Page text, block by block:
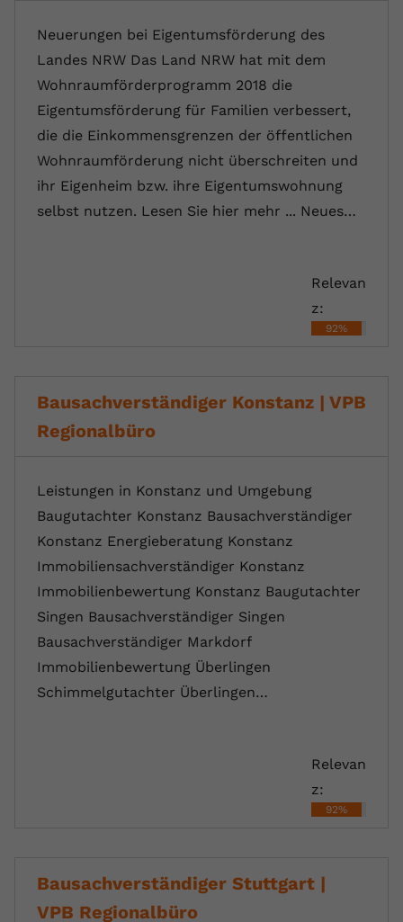
Neuerungen bei Eigentumsförderung des
Landes NRW Das Land NRW hat mit dem
Wohnraumförderprogramm 2018 die
Eigentumsförderung für Familien verbessert,
die die Einkommensgrenzen der öffentlichen
Wohnraumförderung nicht überschreiten und
ihr Eigenheim bzw. ihre Eigentumswohnung
selbst nutzen. Lesen Sie hier mehr ... Neues…
Relevan
z:
92%
Bausachverständiger Konstanz | VPB
Regionalbüro
Leistungen in Konstanz und Umgebung
Baugutachter Konstanz Bausachverständiger
Konstanz Energieberatung Konstanz
Immobiliensachverständiger Konstanz
Immobilienbewertung Konstanz Baugutachter
Singen Bausachverständiger Singen
Bausachverständiger Markdorf
Immobilienbewertung Überlingen
Schimmelgutachter Überlingen…
Relevan
z:
92%
Bausachverständiger Stuttgart |
VPB Regionalbüro